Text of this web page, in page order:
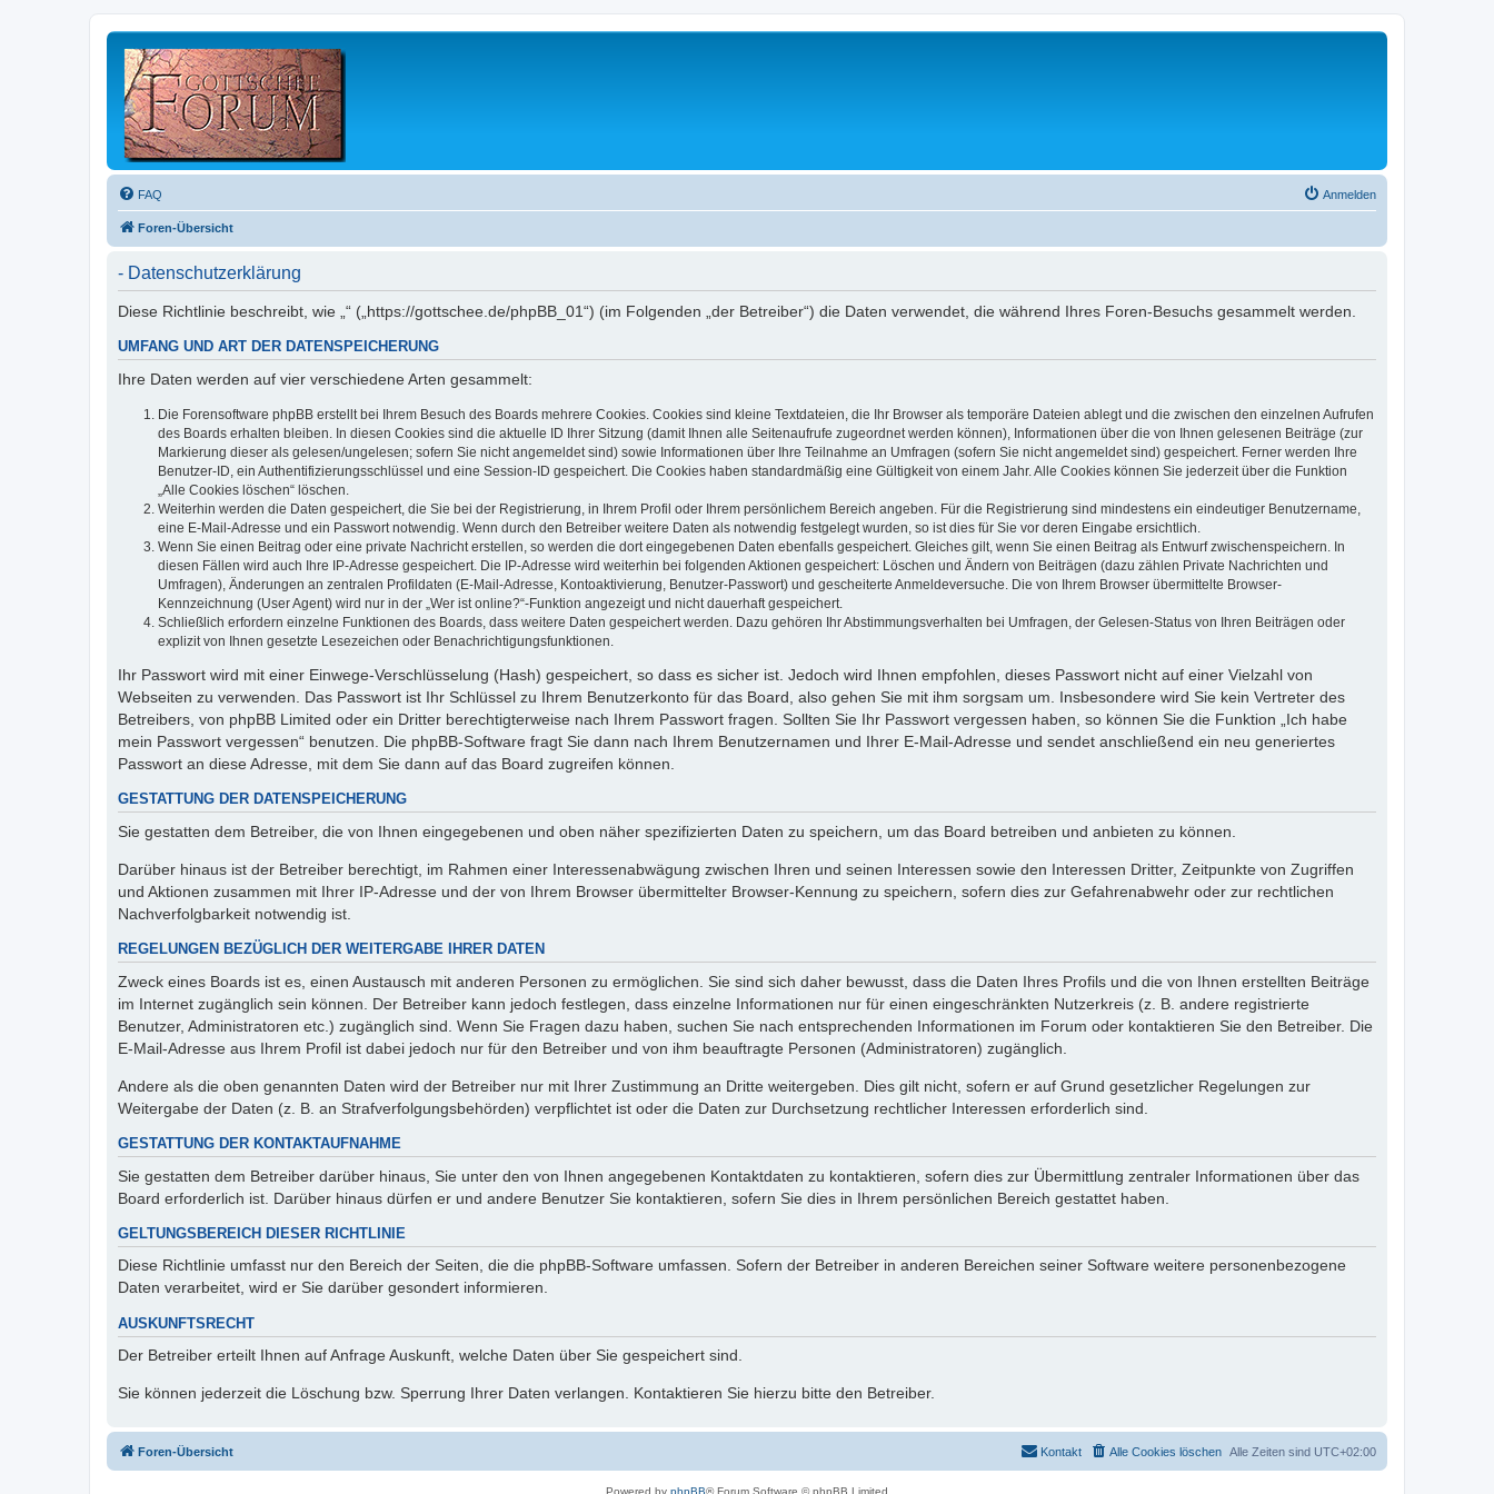
FAQ Anmelden
Foren-Übersicht
- Datenschutzerklärung
Diese Richtlinie beschreibt, wie „“ („https://gottschee.de/phpBB_01“) (im Folgenden „der Betreiber“) die Daten verwendet, die während Ihres Foren-Besuchs gesammelt werden.
UMFANG UND ART DER DATENSPEICHERUNG
Ihre Daten werden auf vier verschiedene Arten gesammelt:
Die Forensoftware phpBB erstellt bei Ihrem Besuch des Boards mehrere Cookies. Cookies sind kleine Textdateien, die Ihr Browser als temporäre Dateien ablegt und die zwischen den einzelnen Aufrufen
des Boards erhalten bleiben. In diesen Cookies sind die aktuelle ID Ihrer Sitzung (damit Ihnen alle Seitenaufrufe zugeordnet werden können), Informationen über die von Ihnen gelesenen Beiträge (zur
Markierung dieser als gelesen/ungelesen; sofern Sie nicht angemeldet sind) sowie Informationen über Ihre Teilnahme an Umfragen (sofern Sie nicht angemeldet sind) gespeichert. Ferner werden Ihre
Benutzer-ID, ein Authentifizierungsschlüssel und eine Session-ID gespeichert. Die Cookies haben standardmäßig eine Gültigkeit von einem Jahr. Alle Cookies können Sie jederzeit über die Funktion
„Alle Cookies löschen“ löschen.
Weiterhin werden die Daten gespeichert, die Sie bei der Registrierung, in Ihrem Profil oder Ihrem persönlichem Bereich angeben. Für die Registrierung sind mindestens ein eindeutiger Benutzername,
eine E-Mail-Adresse und ein Passwort notwendig. Wenn durch den Betreiber weitere Daten als notwendig festgelegt wurden, so ist dies für Sie vor deren Eingabe ersichtlich.
Wenn Sie einen Beitrag oder eine private Nachricht erstellen, so werden die dort eingegebenen Daten ebenfalls gespeichert. Gleiches gilt, wenn Sie einen Beitrag als Entwurf zwischenspeichern. In
diesen Fällen wird auch Ihre IP-Adresse gespeichert. Die IP-Adresse wird weiterhin bei folgenden Aktionen gespeichert: Löschen und Ändern von Beiträgen (dazu zählen Private Nachrichten und
Umfragen), Änderungen an zentralen Profildaten (E-Mail-Adresse, Kontoaktivierung, Benutzer-Passwort) und gescheiterte Anmeldeversuche. Die von Ihrem Browser übermittelte Browser-
Kennzeichnung (User Agent) wird nur in der „Wer ist online?“-Funktion angezeigt und nicht dauerhaft gespeichert.
Schließlich erfordern einzelne Funktionen des Boards, dass weitere Daten gespeichert werden. Dazu gehören Ihr Abstimmungsverhalten bei Umfragen, der Gelesen-Status von Ihren Beiträgen oder
explizit von Ihnen gesetzte Lesezeichen oder Benachrichtigungsfunktionen.
Ihr Passwort wird mit einer Einwege-Verschlüsselung (Hash) gespeichert, so dass es sicher ist. Jedoch wird Ihnen empfohlen, dieses Passwort nicht auf einer Vielzahl von
Webseiten zu verwenden. Das Passwort ist Ihr Schlüssel zu Ihrem Benutzerkonto für das Board, also gehen Sie mit ihm sorgsam um. Insbesondere wird Sie kein Vertreter des
Betreibers, von phpBB Limited oder ein Dritter berechtigterweise nach Ihrem Passwort fragen. Sollten Sie Ihr Passwort vergessen haben, so können Sie die Funktion „Ich habe
mein Passwort vergessen“ benutzen. Die phpBB-Software fragt Sie dann nach Ihrem Benutzernamen und Ihrer E-Mail-Adresse und sendet anschließend ein neu generiertes
Passwort an diese Adresse, mit dem Sie dann auf das Board zugreifen können.
GESTATTUNG DER DATENSPEICHERUNG
Sie gestatten dem Betreiber, die von Ihnen eingegebenen und oben näher spezifizierten Daten zu speichern, um das Board betreiben und anbieten zu können.
Darüber hinaus ist der Betreiber berechtigt, im Rahmen einer Interessenabwägung zwischen Ihren und seinen Interessen sowie den Interessen Dritter, Zeitpunkte von Zugriffen
und Aktionen zusammen mit Ihrer IP-Adresse und der von Ihrem Browser übermittelter Browser-Kennung zu speichern, sofern dies zur Gefahrenabwehr oder zur rechtlichen
Nachverfolgbarkeit notwendig ist.
REGELUNGEN BEZÜGLICH DER WEITERGABE IHRER DATEN
Zweck eines Boards ist es, einen Austausch mit anderen Personen zu ermöglichen. Sie sind sich daher bewusst, dass die Daten Ihres Profils und die von Ihnen erstellten Beiträge
im Internet zugänglich sein können. Der Betreiber kann jedoch festlegen, dass einzelne Informationen nur für einen eingeschränkten Nutzerkreis (z. B. andere registrierte
Benutzer, Administratoren etc.) zugänglich sind. Wenn Sie Fragen dazu haben, suchen Sie nach entsprechenden Informationen im Forum oder kontaktieren Sie den Betreiber. Die
E-Mail-Adresse aus Ihrem Profil ist dabei jedoch nur für den Betreiber und von ihm beauftragte Personen (Administratoren) zugänglich.
Andere als die oben genannten Daten wird der Betreiber nur mit Ihrer Zustimmung an Dritte weitergeben. Dies gilt nicht, sofern er auf Grund gesetzlicher Regelungen zur
Weitergabe der Daten (z. B. an Strafverfolgungsbehörden) verpflichtet ist oder die Daten zur Durchsetzung rechtlicher Interessen erforderlich sind.
GESTATTUNG DER KONTAKTAUFNAHME
Sie gestatten dem Betreiber darüber hinaus, Sie unter den von Ihnen angegebenen Kontaktdaten zu kontaktieren, sofern dies zur Übermittlung zentraler Informationen über das
Board erforderlich ist. Darüber hinaus dürfen er und andere Benutzer Sie kontaktieren, sofern Sie dies in Ihrem persönlichen Bereich gestattet haben.
GELTUNGSBEREICH DIESER RICHTLINIE
Diese Richtlinie umfasst nur den Bereich der Seiten, die die phpBB-Software umfassen. Sofern der Betreiber in anderen Bereichen seiner Software weitere personenbezogene
Daten verarbeitet, wird er Sie darüber gesondert informieren.
AUSKUNFTSRECHT
Der Betreiber erteilt Ihnen auf Anfrage Auskunft, welche Daten über Sie gespeichert sind.
Sie können jederzeit die Löschung bzw. Sperrung Ihrer Daten verlangen. Kontaktieren Sie hierzu bitte den Betreiber.
Foren-Übersicht Alle Zeiten sind UTC+02:00
Alle Cookies löschen
Kontakt
Powered by phpBB® Forum Software © phpBB Limited